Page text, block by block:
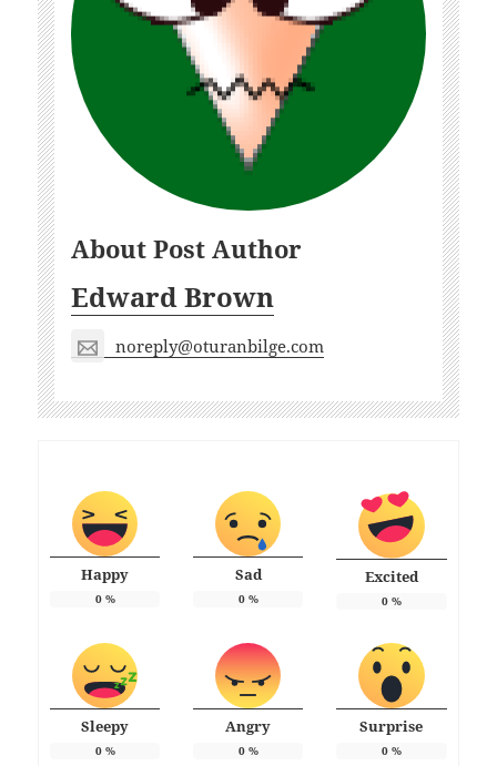
About Post Author
Edward Brown
noreply@oturanbilge.com
Happy
0%
Sad
0%
Excited
0%
Sleepy
0%
Angry
0%
Surprise
0%